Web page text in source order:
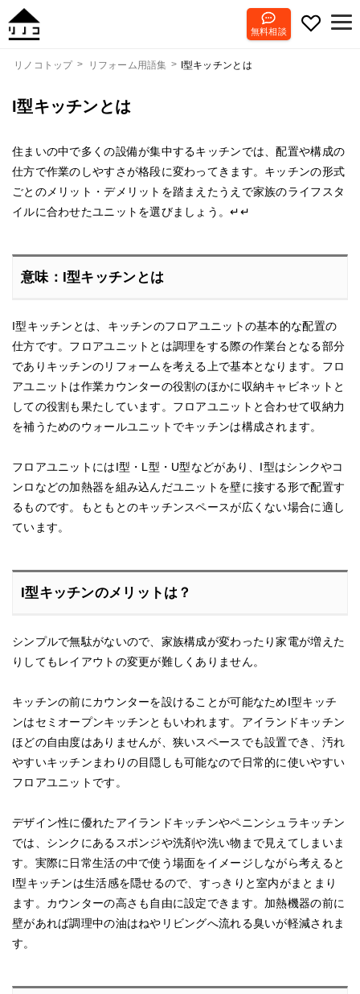
無料相談
リノコトップ リフォーム用語集 I型キッチンとは
I型キッチンとは
住まいの中で多くの設備が集中するキッチンでは、配置や構成の
仕方で作業のしやすさが格段に変わってきます。キッチンの形式
ごとのメリット・デメリットを踏まえたうえで家族のライフスタ
イルに合わせたユニットを選びましょう。↵↵
意味：I型キッチンとは
I型キッチンとは、キッチンのフロアユニットの基本的な配置の
仕方です。フロアユニットとは調理をする際の作業台となる部分
でありキッチンのリフォームを考える上で基本となります。フロ
アユニットは作業カウンターの役割のほかに収納キャビネットと
しての役割も果たしています。フロアユニットと合わせて収納力
を補うためのウォールユニットでキッチンは構成されます。
フロアユニットにはI型・L型・U型などがあり、I型はシンクやコ
ンロなどの加熱器を組み込んだユニットを壁に接する形で配置す
るものです。もともとのキッチンスペースが広くない場合に適し
ています。
I型キッチンのメリットは？
シンプルで無駄がないので、家族構成が変わったり家電が増えた
りしてもレイアウトの変更が難しくありません。
キッチンの前にカウンターを設けることが可能なためI型キッチ
ンはセミオープンキッチンともいわれます。アイランドキッチン
ほどの自由度はありませんが、狭いスペースでも設置でき、汚れ
やすいキッチンまわりの目隠しも可能なので日常的に使いやすい
フロアユニットです。
デザイン性に優れたアイランドキッチンやペニンシュラキッチン
では、シンクにあるスポンジや洗剤や洗い物まで見えてしまいま
す。実際に日常生活の中で使う場面をイメージしながら考えると
I型キッチンは生活感を隠せるので、すっきりと室内がまとまり
ます。カウンターの高さも自由に設定できます。加熱機器の前に
壁があれば調理中の油はねやリビングへ流れる臭いが軽減されま
す。